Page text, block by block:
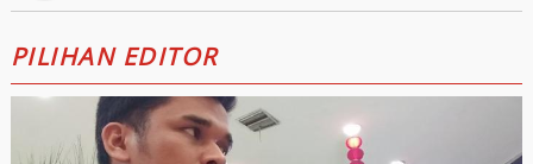
PILIHAN EDITOR